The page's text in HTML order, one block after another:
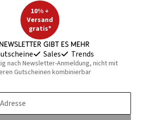
10% +
Versand
gratis*
gibt es mehr
Sales Trends
nach Newsletter-Anmeldung, nicht mit
Gutscheinen kombinierbar